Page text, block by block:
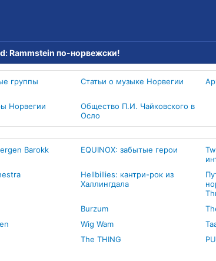
Rammstein по-норвежски!
группы
Статьи о музыке Норвегии
Норвегии
Общество П.И. Чайковского в
Осло
Barokk EQUINOX: забытые герои
Hellbillies: кантри-рок из
Халлингдала
Burzum
Wig Wam
The THING